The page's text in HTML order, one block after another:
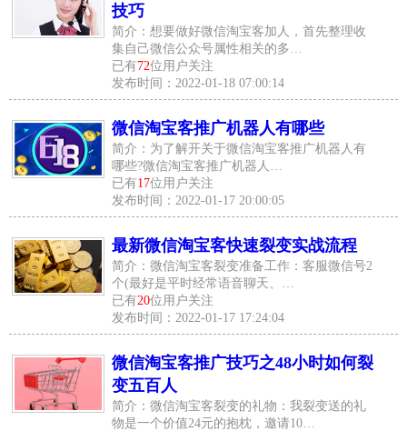
技巧
简介：想要做好微信淘宝客加人，首先整理收
集自己微信公众号属性相关的多…
已有72位用户关注
发布时间：2022-01-18 07:00:14
微信淘宝客推广机器人有哪些
简介：为了解开关于微信淘宝客推广机器人有
哪些?微信淘宝客推广机器人…
已有17位用户关注
发布时间：2022-01-17 20:00:05
最新微信淘宝客快速裂变实战流程
简介：微信淘宝客裂变准备工作：客服微信号2
个(最好是平时经常语音聊天、…
已有20位用户关注
发布时间：2022-01-17 17:24:04
微信淘宝客推广技巧之48小时如何裂
变五百人
简介：微信淘宝客裂变的礼物：我裂变送的礼
物是一个价值24元的抱枕，邀请10…